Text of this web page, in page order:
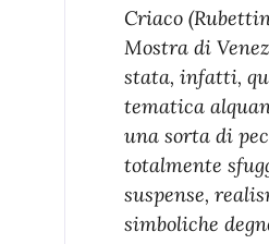
Criaco
Mostra di
stata, infatti,
tematica
una sorta di
totalmente
suspense,
simboliche